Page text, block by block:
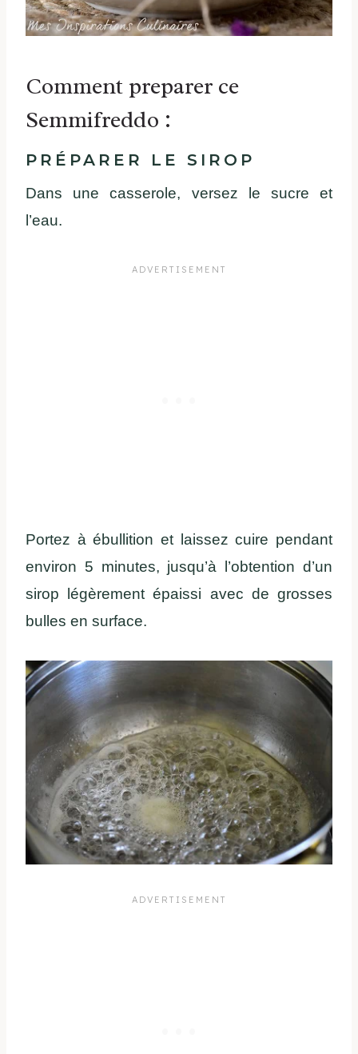
Comment preparer ce
Semmifreddo :
PRÉPARER LE SIROP
Dans une casserole, versez le sucre et
l’eau.
Portez à ébullition et laissez cuire pendant
environ 5 minutes, jusqu’à l’obtention d’un
sirop légèrement épaissi avec de grosses
bulles en surface.